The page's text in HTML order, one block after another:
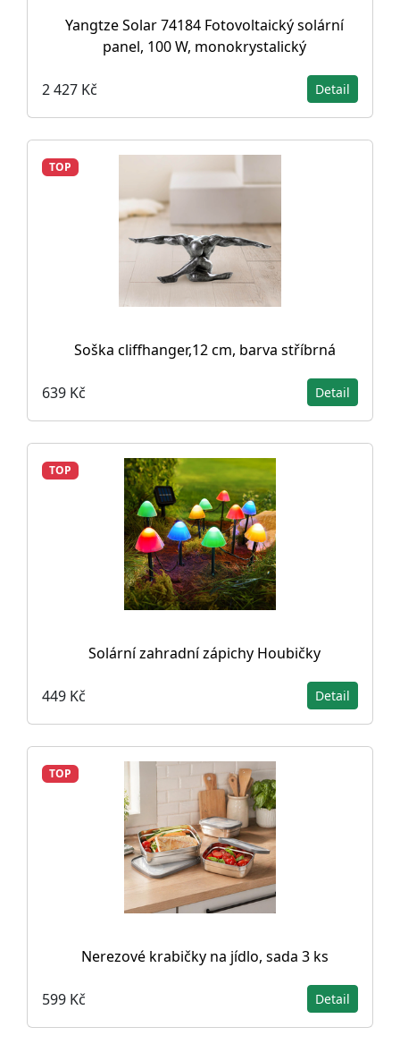
Yangtze Solar 74184 Fotovoltaický solární
panel, 100 W, monokrystalický
2 427 Kč Detail
TOP
Soška cliffhanger,12 cm, barva stříbrná
639 Kč Detail
TOP
Solární zahradní zápichy Houbičky
449 Kč Detail
TOP
Nerezové krabičky na jídlo, sada 3 ks
599 Kč Detail